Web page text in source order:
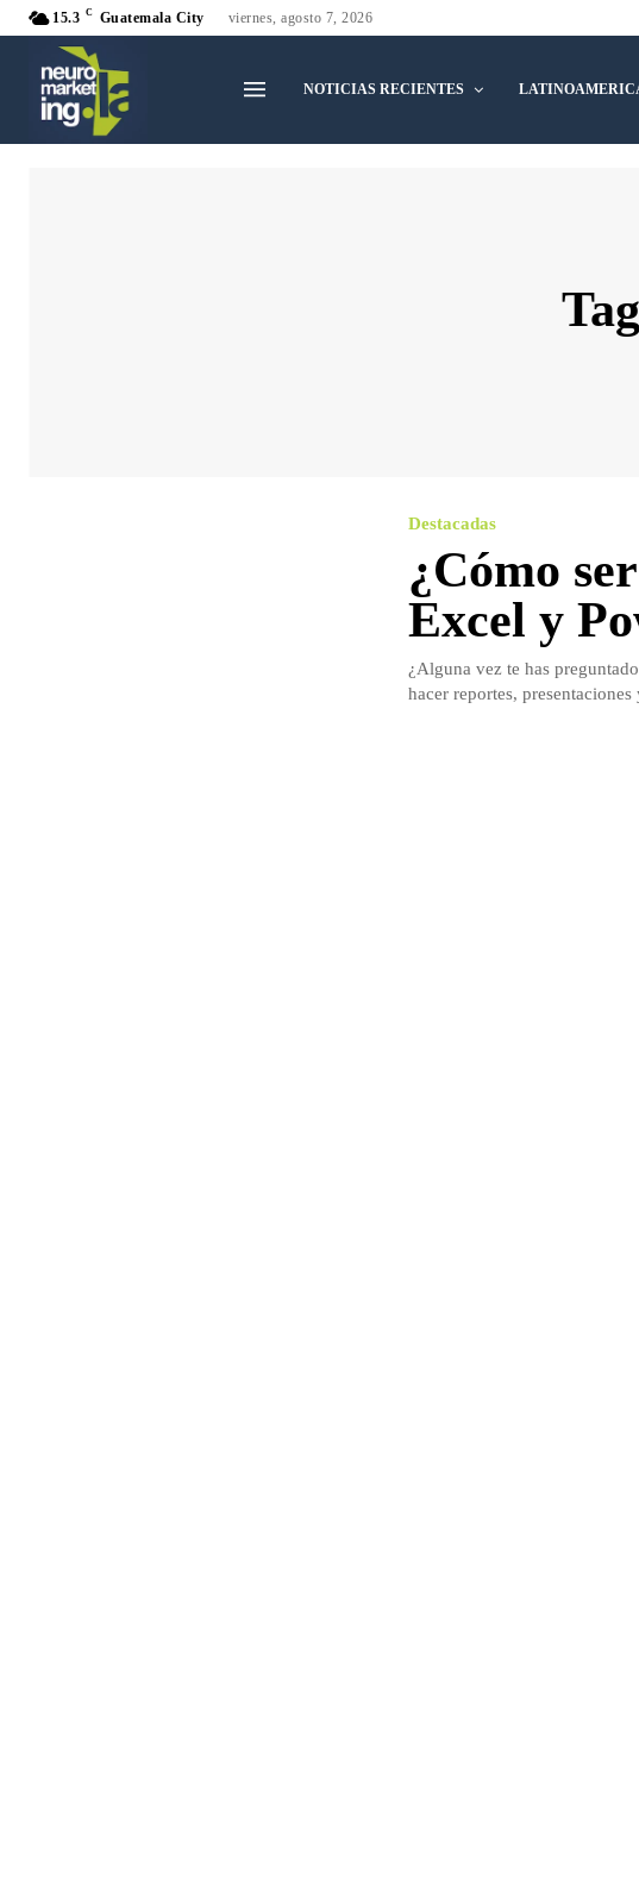
15.3 C Guatemala City viernes, agosto 7, 2026
NOTICIAS RECIENTES
Destacadas
¿Cómo
Excel y
¿Alguna vez te has
hacer reportes,